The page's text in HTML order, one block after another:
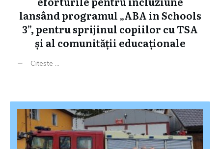
lansând programul „ABA in Schools
3”, pentru sprijinul copiilor cu TSA
și al comunității educaționale
Citeste ...